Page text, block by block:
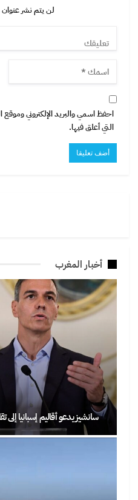
لن يتم نشر عنوان
احفظ اسمي والبريد الإلكتروني
التي أعلق فيها.
أخبار المغرب
سانشيز يدعو أقاليم إسبانيا